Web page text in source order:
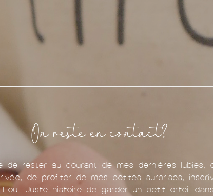
On reste en contact?
de rester au courant de mes dernières lubies,
de profiter de mes petites surprises,
Juste histoire de garder un petit orteil